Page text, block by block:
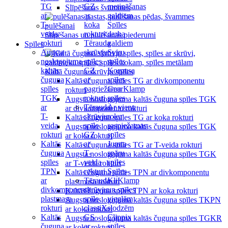
TG
ar
T-
veida
rokturi
Augsta
noslogojuma
kaltās
čuguna
spīles
TGK
ar
T-
veida
rokturi
Kaltās
čuguna
spīles
TPN
ar
divkomponentu
plastmasa
rokturi
Kaltās
čuguna
GZ
ar
koka
rokturi
Tērauda
skrūvju
spīles
GZ
ar
pagriežamu
rokturi
Tērauda
skrūvju
spīle
GZ
ar
T-
veida
rokturi
Tērauda
skrūvju
spīle
classiX
GS
ar
metināšanas
galdiem
Spīles
darba
galdiem
Sviru
spīles
Korpusa
spīles
GearKlamp
spīles
Ar vienu
roku
saspiežamas
spīles
Jumta
spāru
spīles
Spīles
KliKlamp
un spīles
vieglām
slodzēm
Clippix
spīles
Slīpēšanas švammes
Slīpēšanas un pulēšanas piederumi
Spīles
Kaltā čuguna skrūvju spīles
Kaltās čuguna spīles TG ar divkomponentu
rokturi
Augsta noslogojuma kaltās čuguna spīles TGK
ar divkomponentu rokturi
Kaltās čuguna spīles TG ar koka rokturi
Augsta noslogojuma kaltās čuguna spīles TGK
ar koka rokturi
Kaltās čuguna spīles TG ar T-veida rokturi
Augsta noslogojuma kaltās čuguna spīles TGK
ar T-veida rokturi
Kaltās čuguna spīles TPN ar divkomponentu
plastmasa rokturi
Kaltās čuguna spīles TPN ar koka rokturi
Augsta noslogojuma kaltās čuguna spīles TKPN
ar koka rokturi
Augsta noslogojuma kaltās čuguna spīles TGKR